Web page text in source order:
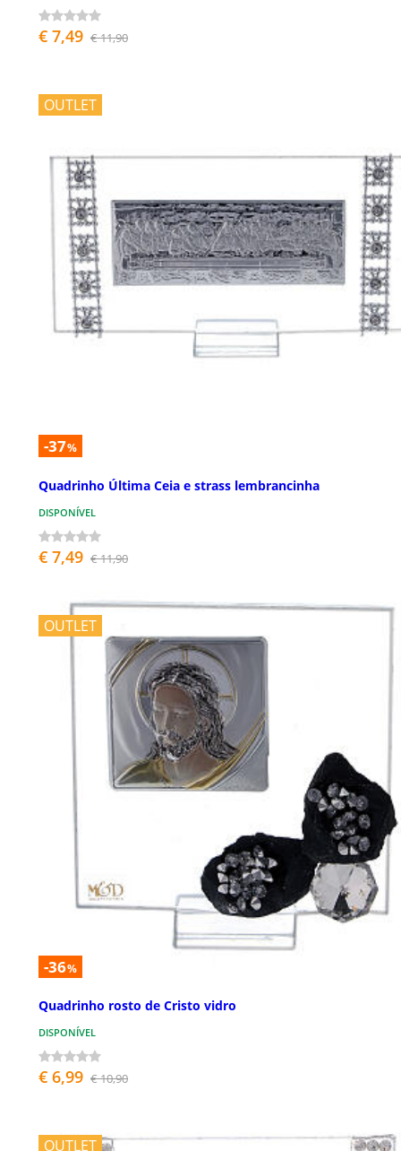
€ 7,49 € 11,90
OUTLET
-37%
Quadrinho Última Ceia e strass lembrancinha
DISPONÍVEL
€ 7,49 € 11,90
OUTLET
-36%
Quadrinho rosto de Cristo vidro
DISPONÍVEL
€ 6,99 € 10,90
OUTLET